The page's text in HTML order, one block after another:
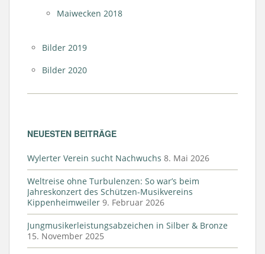
Maiwecken 2018
Bilder 2019
Bilder 2020
NEUESTEN BEITRÄGE
Wylerter Verein sucht Nachwuchs 8. Mai 2026
Weltreise ohne Turbulenzen: So war’s beim
Jahreskonzert des Schützen-Musikvereins
Kippenheimweiler 9. Februar 2026
Jungmusikerleistungsabzeichen in Silber & Bronze
15. November 2025